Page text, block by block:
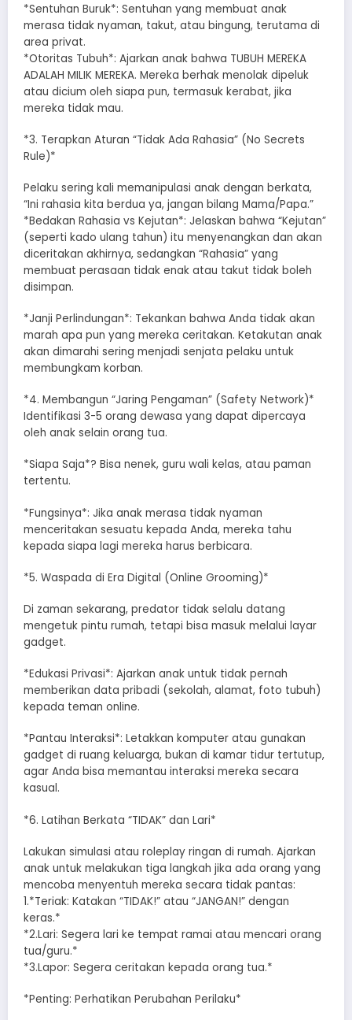
*​Sentuhan Buruk*: Sentuhan yang membuat anak
merasa tidak nyaman, takut, atau bingung, terutama di
area privat.
*​Otoritas Tubuh*: Ajarkan anak bahwa TUBUH MEREKA
ADALAH MILIK MEREKA. Mereka berhak menolak dipeluk
atau dicium oleh siapa pun, termasuk kerabat, jika
mereka tidak mau.
*​3. Terapkan Aturan “Tidak Ada Rahasia” (No Secrets
Rule)*
​Pelaku sering kali memanipulasi anak dengan berkata,
“Ini rahasia kita berdua ya, jangan bilang Mama/Papa.”
*​Bedakan Rahasia vs Kejutan*: Jelaskan bahwa “Kejutan”
(seperti kado ulang tahun) itu menyenangkan dan akan
diceritakan akhirnya, sedangkan “Rahasia” yang
membuat perasaan tidak enak atau takut tidak boleh
disimpan.
*​Janji Perlindungan*: Tekankan bahwa Anda tidak akan
marah apa pun yang mereka ceritakan. Ketakutan anak
akan dimarahi sering menjadi senjata pelaku untuk
membungkam korban.
*​4. Membangun “Jaring Pengaman” (Safety Network)*
​Identifikasi 3-5 orang dewasa yang dapat dipercaya
oleh anak selain orang tua.
*​Siapa Saja*? Bisa nenek, guru wali kelas, atau paman
tertentu.
*​Fungsinya*: Jika anak merasa tidak nyaman
menceritakan sesuatu kepada Anda, mereka tahu
kepada siapa lagi mereka harus berbicara.
*​5. Waspada di Era Digital (Online Grooming)*
​Di zaman sekarang, predator tidak selalu datang
mengetuk pintu rumah, tetapi bisa masuk melalui layar
gadget.
*​Edukasi Privasi*: Ajarkan anak untuk tidak pernah
memberikan data pribadi (sekolah, alamat, foto tubuh)
kepada teman online.
*​Pantau Interaksi*: Letakkan komputer atau gunakan
gadget di ruang keluarga, bukan di kamar tidur tertutup,
agar Anda bisa memantau interaksi mereka secara
kasual.
*​6. Latihan Berkata “TIDAK” dan Lari*
​Lakukan simulasi atau roleplay ringan di rumah. Ajarkan
anak untuk melakukan tiga langkah jika ada orang yang
mencoba menyentuh mereka secara tidak pantas:
1.*​Teriak: Katakan “TIDAK!” atau “JANGAN!” dengan
keras.*
*2.​Lari: Segera lari ke tempat ramai atau mencari orang
tua/guru.*
*3.​Lapor: Segera ceritakan kepada orang tua.*
*​Penting: Perhatikan Perubahan Perilaku*